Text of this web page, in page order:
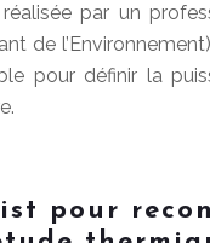
par un
de
pour définir la
pour